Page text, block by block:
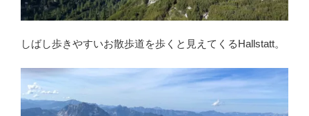
しばし歩きやすいお散歩道を歩くと見えてくるHallstatt。